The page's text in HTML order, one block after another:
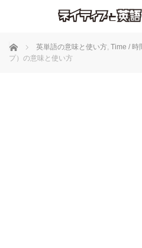
ホーム 英単語の意味と使い方, Time / 時
プ）の意味と使い方